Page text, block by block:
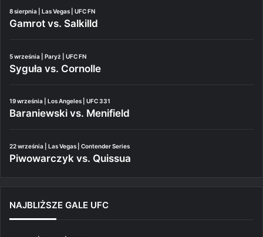
8 sierpnia | Las Vegas | UFC FN
Gamrot vs. Salkilld
5 września | Paryż | UFC FN
Syguła vs. Cornolle
19 września | Los Angeles | UFC 331
Baraniewski vs. Menifield
22 września | Las Vegas | Contender Series
Piwowarczyk vs. Quissua
NAJBLIŻSZE GALE UFC